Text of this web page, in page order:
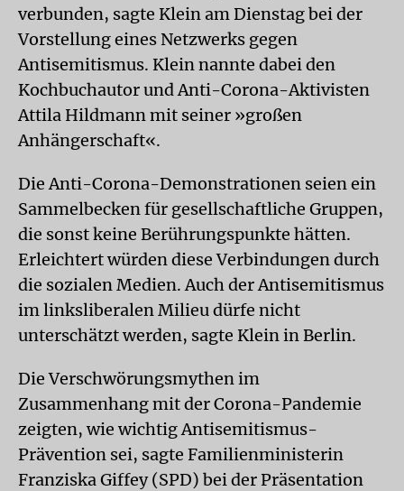
verbunden, sagte Klein am Dienstag bei der
Vorstellung eines Netzwerks gegen
Antisemitismus. Klein nannte dabei den
Kochbuchautor und Anti-Corona-Aktivisten
Attila Hildmann mit seiner »großen
Anhängerschaft«.
Die Anti-Corona-Demonstrationen seien ein
Sammelbecken für gesellschaftliche Gruppen,
die sonst keine Berührungspunkte hätten.
Erleichtert würden diese Verbindungen durch
die sozialen Medien. Auch der Antisemitismus
im linksliberalen Milieu dürfe nicht
unterschätzt werden, sagte Klein in Berlin.
Die Verschwörungsmythen im
Zusammenhang mit der Corona-Pandemie
zeigten, wie wichtig Antisemitismus-
Prävention sei, sagte Familienministerin
Franziska Giffey (SPD) bei der Präsentation